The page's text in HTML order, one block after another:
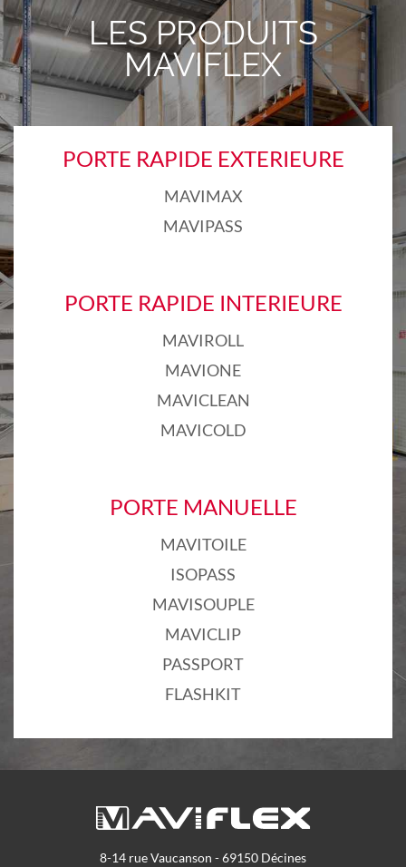
LES PRODUITS
MAVIFLEX
PORTE RAPIDE EXTERIEURE
MAVIMAX
MAVIPASS
PORTE RAPIDE INTERIEURE
MAVIROLL
MAVIONE
MAVICLEAN
MAVICOLD
PORTE MANUELLE
MAVITOILE
ISOPASS
MAVISOUPLE
MAVICLIP
PASSPORT
FLASHKIT
8-14 rue Vaucanson - 69150 Décines